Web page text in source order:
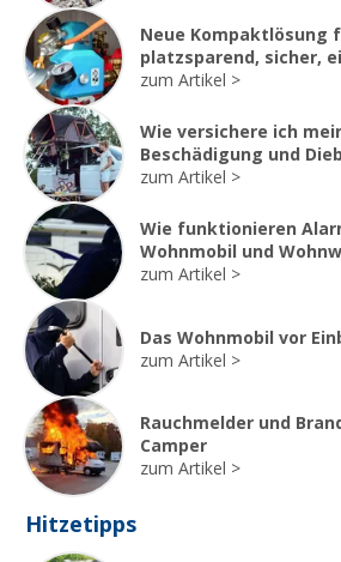
Neue Kompaktlösung
platzsparend, sicher,
zum Artikel
Wie versichere ich
Beschädigung und
zum Artikel
Wie funktionieren
Wohnmobil und
zum Artikel
Das Wohnmobil vor
zum Artikel
Rauchmelder und
Camper
zum Artikel
Hitzetipps